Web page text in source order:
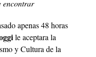
encontrar
apenas 48 horas
le aceptara la
y Cultura de la